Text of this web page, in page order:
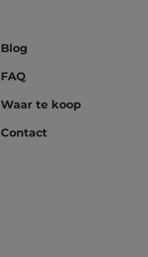
Blog
FAQ
Waar te koop
Contact